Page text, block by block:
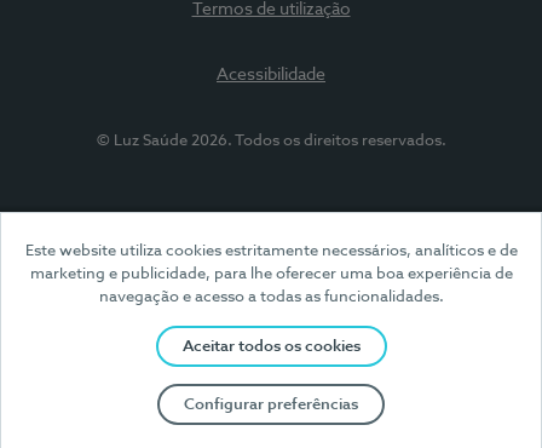
Este website utiliza cookies estritamente necessários, analíticos e de
marketing e publicidade, para lhe oferecer uma boa experiência de
navegação e acesso a todas as funcionalidades.
Aceitar todos os cookies
Configurar preferências
Termos de utilização
Acessibilidade
© Luz Saúde 2026. Todos os direitos reservados.